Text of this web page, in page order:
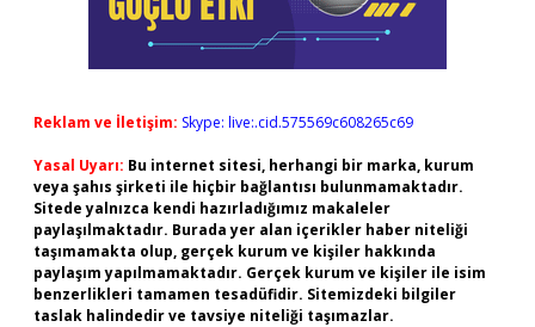
Reklam ve İletişim: Skype: live:.cid.575569c608265c69
Yasal Uyarı: Bu internet sitesi, herhangi bir marka, kurum
veya şahıs şirketi ile hiçbir bağlantısı bulunmamaktadır.
Sitede yalnızca kendi hazırladığımız makaleler
paylaşılmaktadır. Burada yer alan içerikler haber niteliği
taşımamakta olup, gerçek kurum ve kişiler hakkında
paylaşım yapılmamaktadır. Gerçek kurum ve kişiler ile isim
benzerlikleri tamamen tesadüfidir. Sitemizdeki bilgiler
taslak halindedir ve tavsiye niteliği taşımazlar.